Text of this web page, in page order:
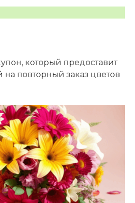
который предоставит
повторный заказ цветов